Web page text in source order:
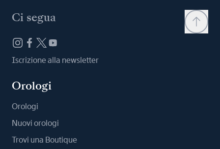
Ci segua
Iscrizione alla newsletter
Orologi
Orologi
Nuovi orologi
Trovi una Boutique